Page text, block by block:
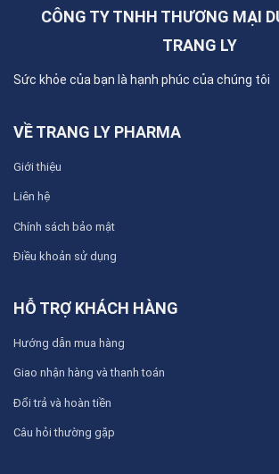
CÔNG TY TNHH THƯƠNG MẠI
TRANG LY
Sức khỏe của bạn là hạnh phúc của chúng tôi
VỀ TRANG LY PHARMA
Giới thiệu
Liên hệ
Chính sách bảo mật
Điều khoản sử dụng
HỖ TRỢ KHÁCH HÀNG
Hướng dẫn mua hàng
Giao nhận hàng và thanh toán
Đổi trả và hoàn tiền
Câu hỏi thường gặp